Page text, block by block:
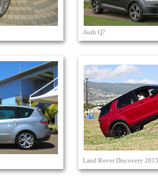
Audi Q7
Land Rover Discovery 2015